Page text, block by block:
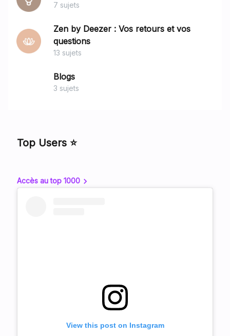
7 sujets
Zen by Deezer : Vos retours et vos
questions
13 sujets
Blogs
3 sujets
Top Users ⭐
Accès au top 1000
View this post on Instagram